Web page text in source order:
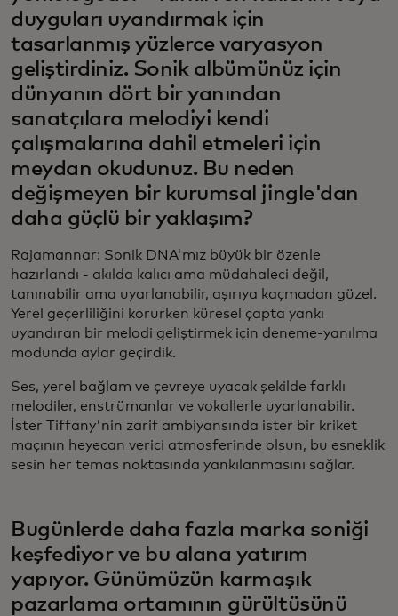
duyguları uyandırmak için
tasarlanmış yüzlerce varyasyon
geliştirdiniz. Sonik albümünüz için
dünyanın dört bir yanından
sanatçılara melodiyi kendi
çalışmalarına dahil etmeleri için
meydan okudunuz. Bu neden
değişmeyen bir kurumsal jingle'dan
daha güçlü bir yaklaşım?
Rajamannar: Sonik DNA'mız büyük bir özenle
hazırlandı - akılda kalıcı ama müdahaleci değil,
tanınabilir ama uyarlanabilir, aşırıya kaçmadan güzel.
Yerel geçerliliğini korurken küresel çapta yankı
uyandıran bir melodi geliştirmek için deneme-yanılma
modunda aylar geçirdik.
Ses, yerel bağlam ve çevreye uyacak şekilde farklı
melodiler, enstrümanlar ve vokallerle uyarlanabilir.
İster Tiffany'nin zarif ambiyansında ister bir kriket
maçının heyecan verici atmosferinde olsun, bu esneklik
sesin her temas noktasında yankılanmasını sağlar.
Bugünlerde daha fazla marka soniği
keşfediyor ve bu alana yatırım
yapıyor. Günümüzün karmaşık
pazarlama ortamının gürültüsünü